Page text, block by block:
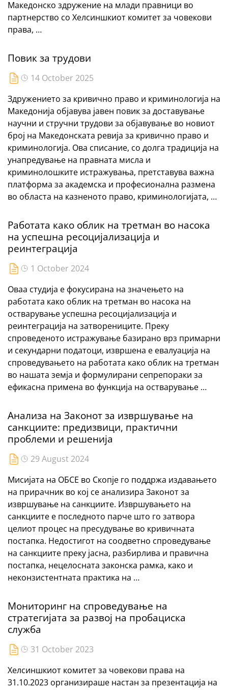
Македонско здружение на млади правници во
партнерство со Хелсиншкиот комитет за човекови
права, …
Повик за трудови
14 October 2025
Здружението за кривично право и криминологија на
Македонија објавува јавен повик за доставување
научни и стручни трудови за објавување во новиот
број на Македонската ревија за кривично право и
криминологија. Ова списание, со долга традиција на
унапредување на правната мисла и
криминолошките истражувања, претставува важна
платформа за академска и професионална размена
во областа на казненото право, криминологијата, …
Работата како облик на третман во насока
на успешна ресоцијализација и
реинтеграција
1 October 2024
Оваа студија е фокусирана на значењето на
работата како облик на третман во насока на
остварување успешна ресоцијализација и
реинтеграција на затворениците. Преку
спроведеното истражување базирано врз примарни
и секундарни податоци, извршена е евалуација на
спроведувањето на работата како облик на третман
во нашата земја и формулирани сепрепораки за
ефикасна примена во функција на остварување …
Анализа на Законот за извршување на
санкциите: предизвици, практични
проблеми и решенија
29 August 2024
Мисијата на ОБСЕ во Скопје го поддржа издавањето
на прирачник во кој се анализира Законот за
извршување на санкциите. Извршувањето на
санкциите е последното парче што го затвора
целиот процес на пресудување во кривичната
постапка. Недостигот на соодветно спроведување
на санкциите преку јасна, разбирлива и правична
постапка, нецелосната законска рамка, како и
неконзистентната практика на …
Мониторинг на спроведување на
стратегијата за развој на пробациска
служба
31 October 2023
Хелсиншкиот комитет за човекови права на
31.10.2023 организираше настан за презентација на